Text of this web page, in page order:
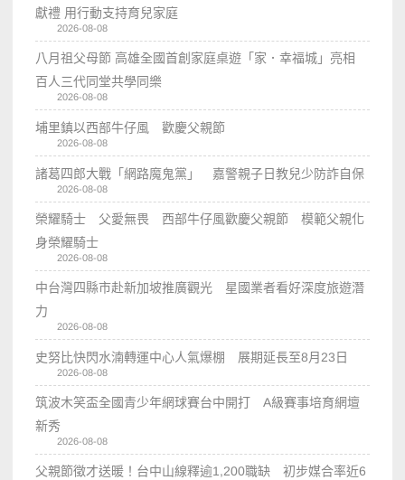
獻禮 用行動支持育兒家庭
2026-08-08
八月祖父母節 高雄全國首創家庭桌遊「家．幸福城」亮相
百人三代同堂共學同樂
2026-08-08
埔里鎮以西部牛仔風 歡慶父親節
2026-08-08
諸葛四郎大戰「網路魔鬼黨」 嘉警親子日教兒少防詐自保
2026-08-08
榮耀騎士 父愛無畏 西部牛仔風歡慶父親節 模範父親化
身榮耀騎士
2026-08-08
中台灣四縣市赴新加坡推廣觀光 星國業者看好深度旅遊潛
力
2026-08-08
史努比快閃水湳轉運中心人氣爆棚 展期延長至8月23日
2026-08-08
筑波木笑盃全國青少年網球賽台中開打 A級賽事培育網壇
新秀
2026-08-08
父親節徵才送暖！台中山線釋逾1,200職缺 初步媒合率近6